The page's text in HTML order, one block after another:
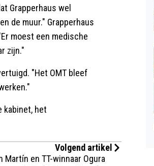
Grapperhaus wel
de muur." Grapperhaus
moest een medische
zijn."
"Het OMT bleef
kabinet, het
Volgend artikel
Martín en TT-winnaar Ogura